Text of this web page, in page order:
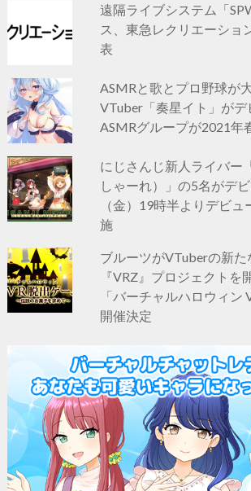
遠隔ライブシステム「
ス、東急レクリエーショ
表
ASMRと歌とプロ野球が
VTuber「奏星イト」がデ
ASMRグループが2021年
にじさんじ新人ライバー
しゃーれ）」の5名がデ
（金）19時半よりデビ
施
ブルーツがVTuberの新た
『VRZ』プロジェクト
「バーチャルハロウィン
開催決定